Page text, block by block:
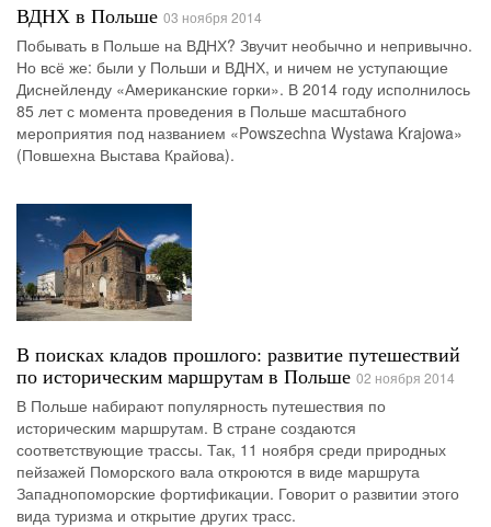
ВДНХ в Польше 03 ноября 2014
Побывать в Польше на ВДНХ? Звучит необычно и непривычно.
Но всё же: были у Польши и ВДНХ, и ничем не уступающие
Диснейленду «Американские горки». В 2014 году исполнилось
85 лет с момента проведения в Польше масштабного
мероприятия под названием «Powszechna Wystawa Krajowa»
(Повшехна Выстава Крайова).
В поисках кладов прошлого: развитие путешествий
по историческим маршрутам в Польше 02 ноября 2014
В Польше набирают популярность путешествия по
историческим маршрутам. В стране создаются
соответствующие трассы. Так, 11 ноября среди природных
пейзажей Поморского вала откроются в виде маршрута
Западнопоморские фортификации. Говорит о развитии этого
вида туризма и открытие других трасс.